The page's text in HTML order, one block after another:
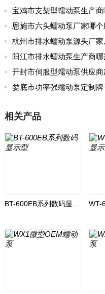
宝鸡市支架型蠕动泵生产商哪个厂家好
恩施市六头蠕动泵厂家哪个牌
杭州市排水蠕动泵源头厂家从哪家拿货
阳江市排水蠕动泵生产商哪家
开封市伺服型蠕动泵供应商家去哪家买
娄底市功率强蠕动泵定制牌子有
相关产品